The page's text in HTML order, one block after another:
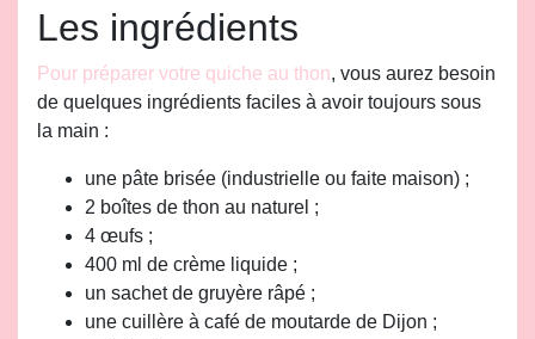
Les ingrédients
Pour préparer votre quiche au thon, vous aurez besoin
de quelques ingrédients faciles à avoir toujours sous
la main :
une pâte brisée (industrielle ou faite maison) ;
2 boîtes de thon au naturel ;
4 œufs ;
400 ml de crème liquide ;
un sachet de gruyère râpé ;
une cuillère à café de moutarde de Dijon ;